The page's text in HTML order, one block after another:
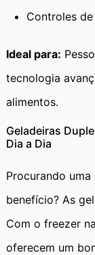
Controles
Ideal para:
tecnologia
alimentos.
Geladeiras
Dia a Dia
Procurando
benefício? As
Com o freezer
oferecem um